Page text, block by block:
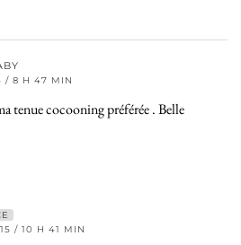
/ 8 H 47 MIN
tenue cocooning préférée . Belle
/ 10 H 41 MIN